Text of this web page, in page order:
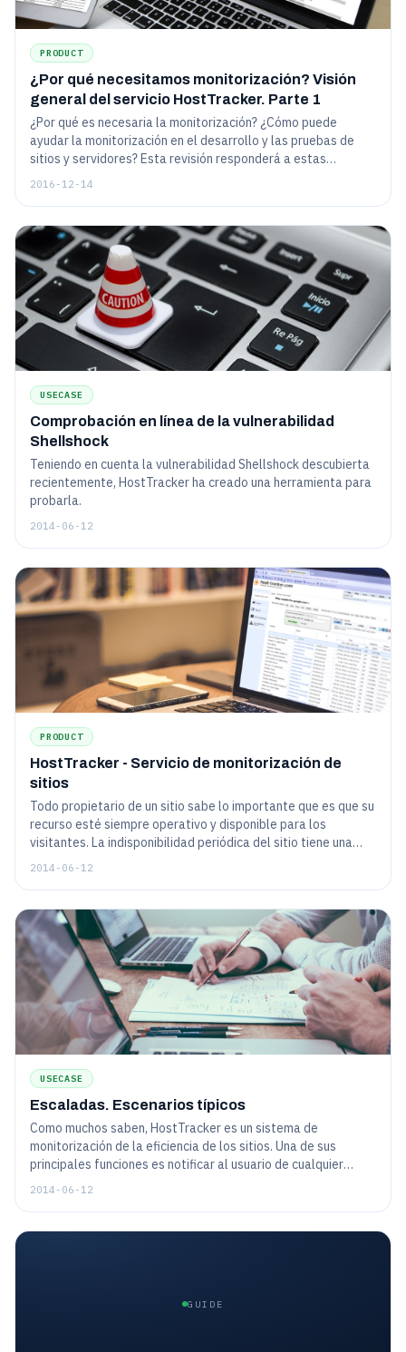
PRODUCT
¿Por qué necesitamos monitorización? Visión
general del servicio HostTracker. Parte 1
¿Por qué es necesaria la monitorización? ¿Cómo puede
ayudar la monitorización en el desarrollo y las pruebas de
sitios y servidores? Esta revisión responderá a estas
preguntas y también mostrará cómo el simple deseo de
de inicio" y siempre mantenerse al día con sus clientes.
2016-12-14
USECASE
Comprobación en línea de la vulnerabilidad
Shellshock
Teniendo en cuenta la vulnerabilidad Shellshock descubierta
recientemente, HostTracker ha creado una herramienta para
probarla.
2014-06-12
PRODUCT
HostTracker - Servicio de monitorización de
sitios
Todo propietario de un sitio sabe lo importante que es que su
recurso esté siempre operativo y disponible para los
visitantes. La indisponibilidad periódica del sitio tiene una
mala influencia incluso en sus posiciones en los motores de
que a los visitantes les desagradan enormemente tales
"accidentes"...
2014-06-12
USECASE
Escaladas. Escenarios típicos
Como muchos saben, HostTracker es un sistema de
monitorización de la eficiencia de los sitios. Una de sus
principales funciones es notificar al usuario de cualquier
problema con prontitud. La eficiencia de las notificaciones y
información importante en este flujo...
2014-06-12
GUIDE